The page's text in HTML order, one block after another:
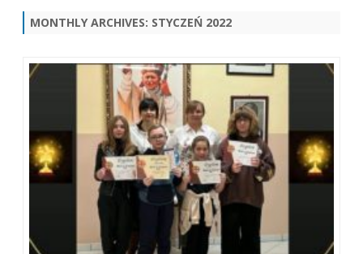
MONTHLY ARCHIVES: STYCZEŃ 2022